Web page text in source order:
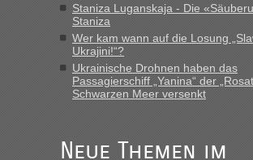
Recht, Visa und Dokumente • Re:
gebrauchter Kleidung beim Zoll
„Vielen Dank, mit einem Briefchen meiner
gab es keine Probleme“
fast 11 Milliarden aufgedeckt
Staniza Luganskaja - Die
Staniza
Wer kam wann auf die Losung
Ukrajini!“?
Ukrainische Drohnen haben das
Passagierschiff „Yanina“ der
Schwarzen Meer versenkt
Neue Themen im